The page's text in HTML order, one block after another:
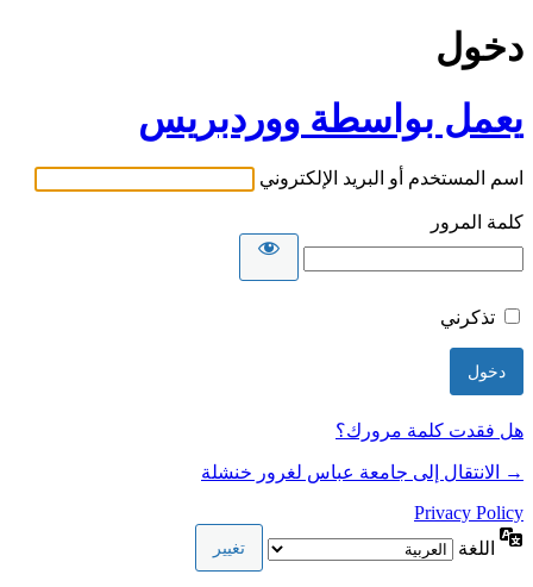
دخول
يعمل بواسطة ووردبريس
اسم المستخدم أو البريد الإلكتروني
كلمة المرور
تذكرني
هل فقدت كلمة مرورك؟
→ الانتقال إلى جامعة عباس لغرور خنشلة
Privacy Policy
اللغة